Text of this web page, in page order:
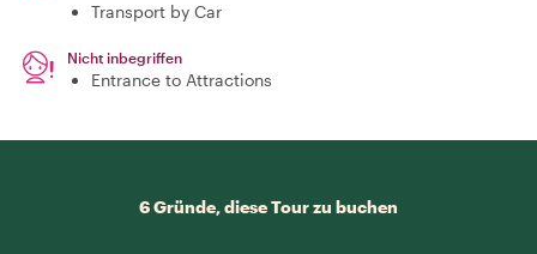
Transport by Car
Nicht inbegriffen
Entrance to Attractions
6 Gründe, diese Tour zu buchen